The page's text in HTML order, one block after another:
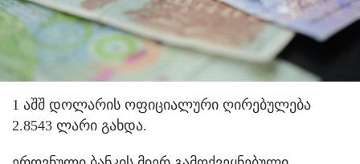
1 აშშ დოლარის ოფიციალური ღირებულება
2.8543 ლარი გახდა.